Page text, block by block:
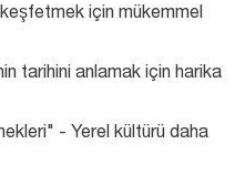
için mükemmel
tarihini anlamak için harika
- Yerel kültürü daha